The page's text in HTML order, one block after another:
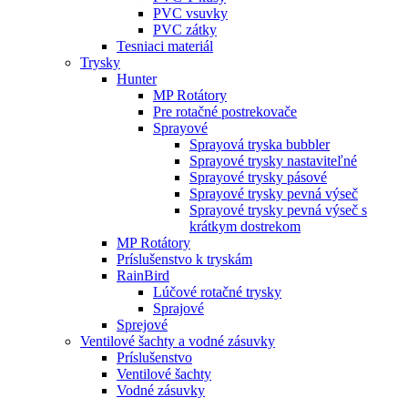
PVC vsuvky
PVC zátky
Tesniaci materiál
Trysky
Hunter
MP Rotátory
Pre rotačné postrekovače
Sprayové
Sprayová tryska bubbler
Sprayové trysky nastaviteľné
Sprayové trysky pásové
Sprayové trysky pevná výseč
Sprayové trysky pevná výseč s
krátkym dostrekom
MP Rotátory
Príslušenstvo k tryskám
RainBird
Lúčové rotačné trysky
Sprajové
Sprejové
Ventilové šachty a vodné zásuvky
Príslušenstvo
Ventilové šachty
Vodné zásuvky